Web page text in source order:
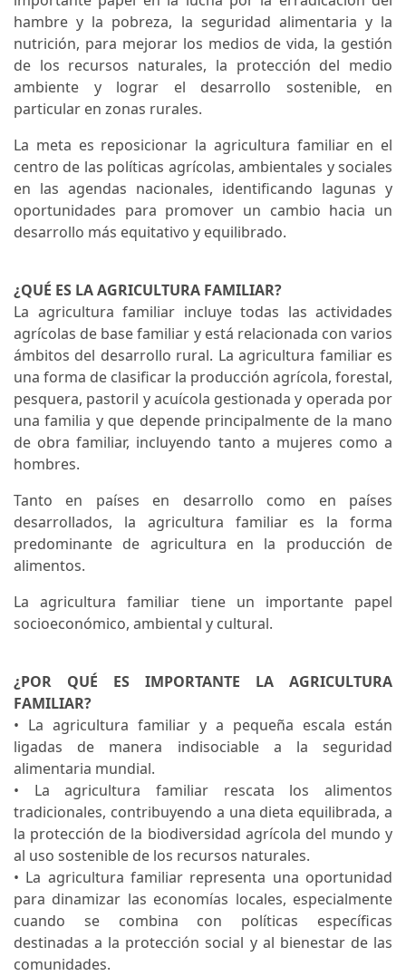
hambre y la pobreza, la seguridad alimentaria y la
nutrición, para mejorar los medios de vida, la gestión
de los recursos naturales, la protección del medio
ambiente y lograr el desarrollo sostenible, en
particular en zonas rurales.
La meta es reposicionar la agricultura familiar en el
centro de las políticas agrícolas, ambientales y sociales
en las agendas nacionales, identificando lagunas y
oportunidades para promover un cambio hacia un
desarrollo más equitativo y equilibrado.
¿QUÉ ES LA AGRICULTURA FAMILIAR?
La agricultura familiar incluye todas las actividades
agrícolas de base familiar y está relacionada con varios
ámbitos del desarrollo rural. La agricultura familiar es
una forma de clasificar la producción agrícola, forestal,
pesquera, pastoril y acuícola gestionada y operada por
una familia y que depende principalmente de la mano
de obra familiar, incluyendo tanto a mujeres como a
hombres.
Tanto en países en desarrollo como en países
desarrollados, la agricultura familiar es la forma
predominante de agricultura en la producción de
alimentos.
La agricultura familiar tiene un importante papel
socioeconómico, ambiental y cultural.
¿POR QUÉ ES IMPORTANTE LA AGRICULTURA
FAMILIAR?
• La agricultura familiar y a pequeña escala están
ligadas de manera indisociable a la seguridad
alimentaria mundial.
• La agricultura familiar rescata los alimentos
tradicionales, contribuyendo a una dieta equilibrada, a
la protección de la biodiversidad agrícola del mundo y
al uso sostenible de los recursos naturales.
• La agricultura familiar representa una oportunidad
para dinamizar las economías locales, especialmente
cuando se combina con políticas específicas
destinadas a la protección social y al bienestar de las
comunidades.